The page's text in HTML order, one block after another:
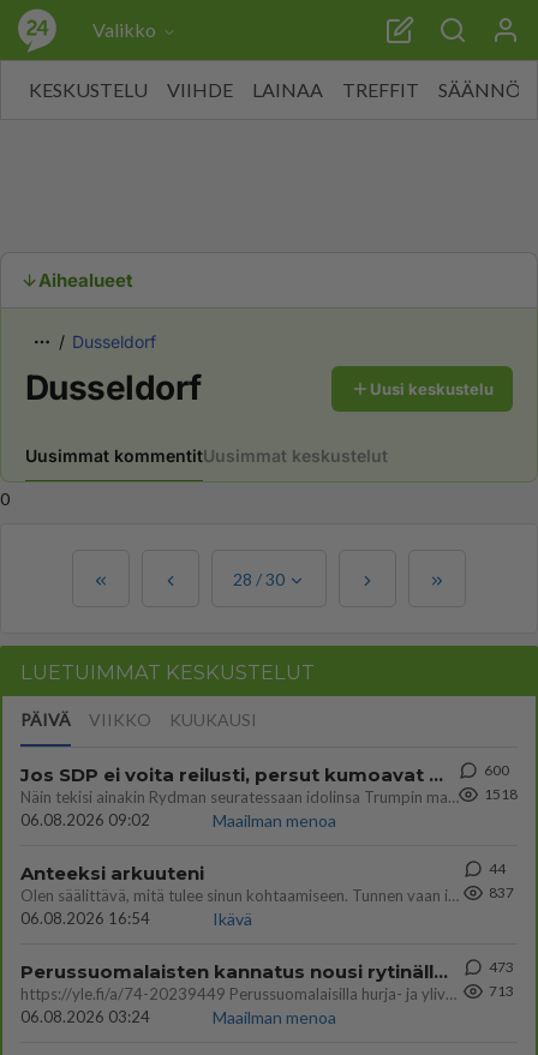
Valikko
KESKUSTELU VIIHDE LAINAA TREFFIT SÄÄNNÖT
Aihealueet
Dusseldorf
Dusseldorf Uusi keskustelu
Uusimmat kommentitUusimmat keskustelut
0
28 /30
LUETUIMMAT KESKUSTELUT
PÄIVÄ VIIKKO KUUKAUSI
Jos SDP ei voita reilusti, persut kumoavat demokratian Suomesta
Näin tekisi ainakin Rydman seuratessaan idolinsa Trumpin mallia https://www.is.fi/politiikka/art-2000012187244.html
06.08.2026 09:02
Maailman menoa
600
1518
Anteeksi arkuuteni
Olen säälittävä, mitä tulee sinun kohtaamiseen. Tunnen vaan itseni todella epävarmaksi sun kanssa. Jos minun olisi pitän
06.08.2026 16:54
Ikävä
44
837
Perussuomalaisten kannatus nousi rytinällä Ylen tänään julkaisemassa tuoreimmassa gallup-kyselyssä.
https://yle.fi/a/74-20239449 Perussuomalaisilla hurja- ja ylivoimaisesti suurin nousu tässä uudessa Ylen gallupissa. Kyl
06.08.2026 03:24
Maailman menoa
473
713